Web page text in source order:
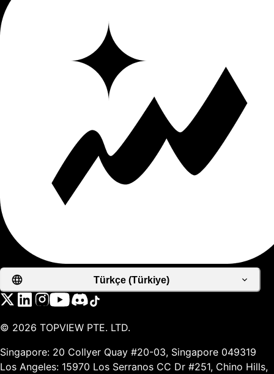
Türkçe (Türkiye)
© 2026 TOPVIEW PTE. LTD.
Singapore: 20 Collyer Quay #20-03, Singapore 049319
Los Angeles: 15970 Los Serranos CC Dr #251, Chino Hills,